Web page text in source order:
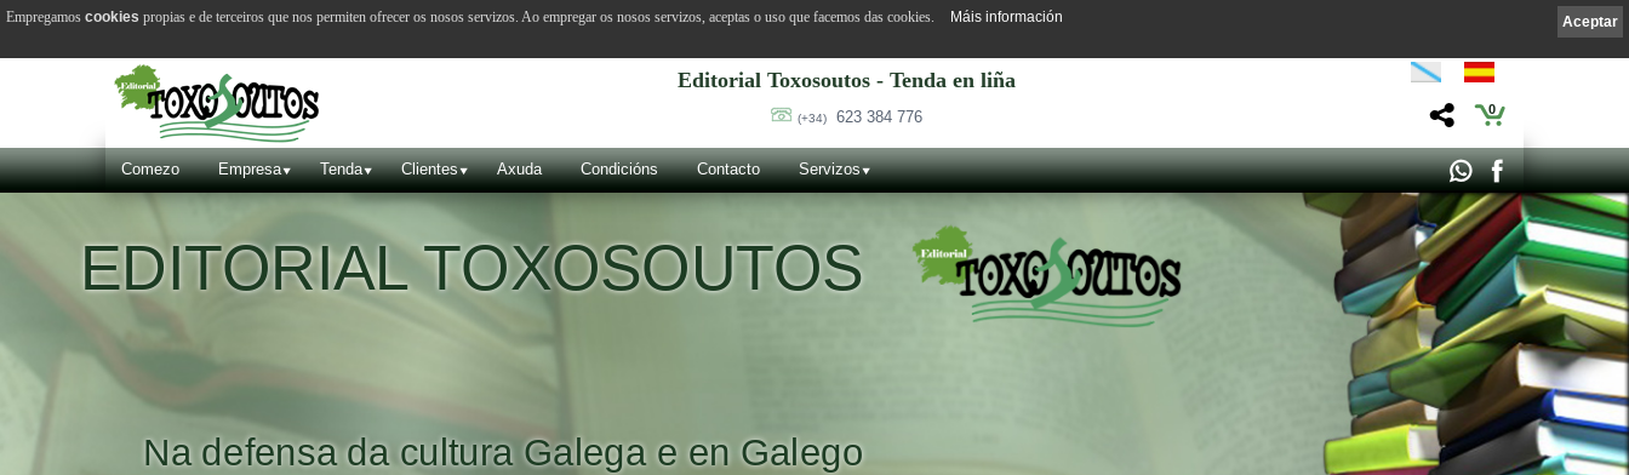
Editorial Toxosoutos - Tenda en liña
(+34) 623 384 776 0
Comezo Empresa Tenda Clientes Axuda Condicións Contacto Servizos
EDITORIAL TOXOSOUTOS
Na defensa da cultura Galega e en Galego
Aceptar
Empregamos cookies propias e de terceiros que nos permiten ofrecer os nosos servizos. Ao empregar os nosos servizos, aceptas o uso que facemos das cookies. Máis información